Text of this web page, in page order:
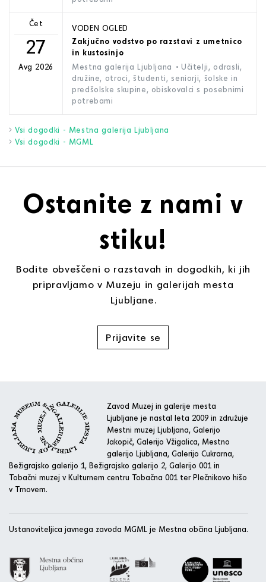
Čet
27
Avg 2026
VODEN OGLED
Zakjučno vodstvo po razstavi z umetnico
in kustosinjo
Mestna galerija Ljubljana • Učitelji, odrasli,
družine, otroci, študenti, seniorji, šolske in
predšolske skupine, obiskovalci s posebnimi
potrebami
Vsi dogodki - Mestna galerija Ljubljana
Vsi dogodki - MGML
Ostanite z nami v
stiku!
Bodite obveščeni o razstavah in dogodkih, ki jih
pripravljamo v Muzeju in galerijah mesta
Ljubljane.
Prijavite se
Zavod Muzej in galerije mesta
Ljubljane je nastal leta 2009 in združuje
Mestni muzej Ljubljana, Galerijo
Jakopič, Galerijo Vžigalica, Mestno
galerijo Ljubljana, Galerijo Cukrarna,
Bežigrajsko galerijo 1, Bežigrajsko galerijo 2, Galerijo 001 in
Tobačni muzej v Kulturnem centru Tobačna 001 ter Plečnikovo hišo
v Trnovem.
Ustanoviteljica javnega zavoda MGML je Mestna občina Ljubljana.